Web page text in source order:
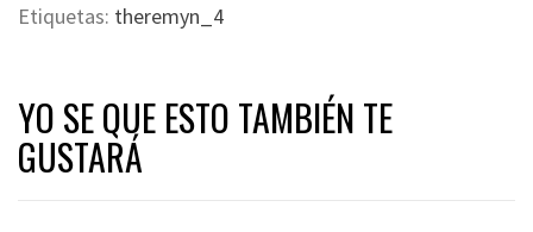
Etiquetas: theremyn_4
YO SE QUE ESTO TAMBIÉN TE
GUSTARÁ